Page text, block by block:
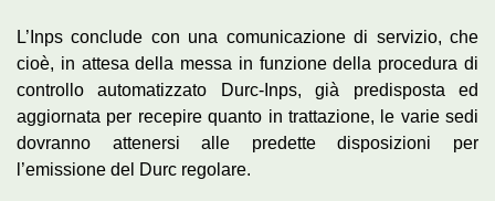
L’Inps conclude con una comunicazione di servizio, che
cioè, in attesa della messa in funzione della procedura di
controllo automatizzato Durc-Inps, già predisposta ed
aggiornata per recepire quanto in trattazione, le varie sedi
dovranno attenersi alle predette disposizioni per
l’emissione del Durc regolare.